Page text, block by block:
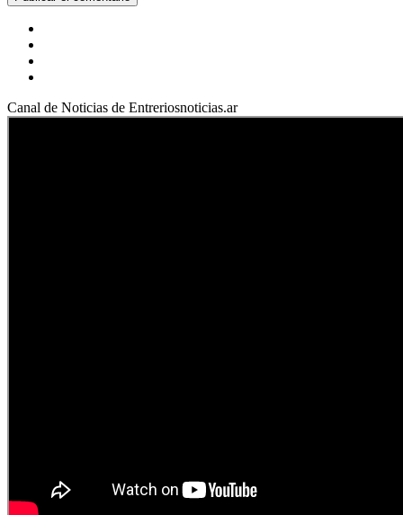
Canal de Noticias de Entreriosnoticias.ar